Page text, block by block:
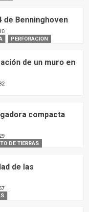
de Benninghoven
PERFORACION
de un muro en
compacta
DE TIERRAS
de las